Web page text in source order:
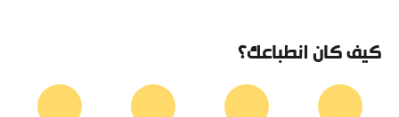
كيف كان انطباعك؟